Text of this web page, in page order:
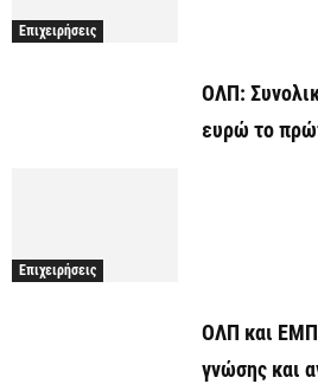
Επιχειρήσεις
ΟΛΠ:
ευρώ το
Επιχειρήσεις
ΟΛΠ και ΕΜΠ
γνώσης και